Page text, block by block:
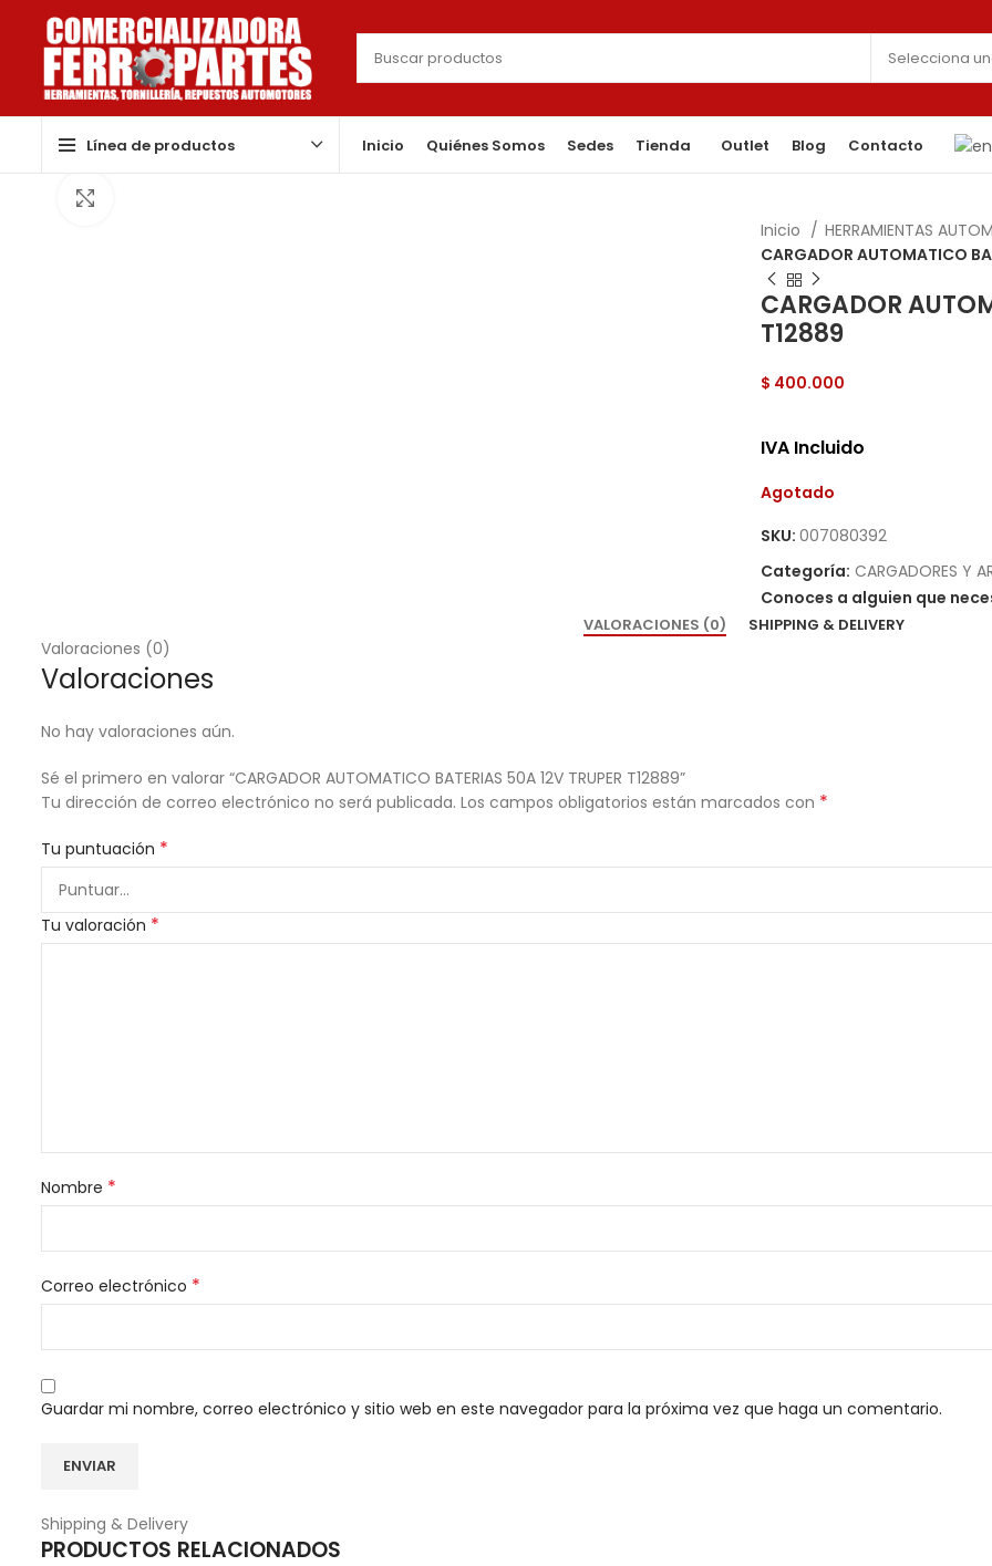
Línea de productos Inicio Quiénes Somos Sedes Tienda Outlet Blog Contacto
Inicio HERRAMIENTAS
CARGADOR AUTOMATICO
CARGADOR
T12889
$ 400.000
IVA Incluido
Agotado
SKU: 007080392
Categoría: CARGADORES Y
Conoces a alguien que
VALORACIONES (0) SHIPPING & DELIVERY
Valoraciones (0)
Valoraciones
No hay valoraciones aún.
Sé el primero en valorar “CARGADOR AUTOMATICO BATERIAS 50A 12V TRUPER T12889”
Tu dirección de correo electrónico no será publicada. Los campos obligatorios están marcados con *
Tu puntuación *
Tu valoración *
Nombre *
Correo electrónico *
Guardar mi nombre, correo electrónico y sitio web en este navegador para la próxima vez que haga un comentario.
Shipping & Delivery
PRODUCTOS RELACIONADOS